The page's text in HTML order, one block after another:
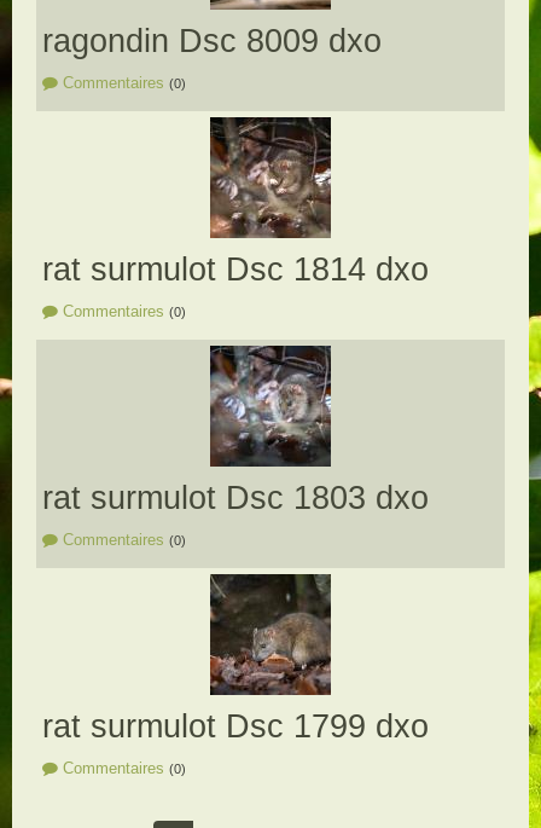
ragondin Dsc 8009 dxo
Commentaires (0)
rat surmulot Dsc 1814 dxo
Commentaires (0)
rat surmulot Dsc 1803 dxo
Commentaires (0)
rat surmulot Dsc 1799 dxo
Commentaires (0)